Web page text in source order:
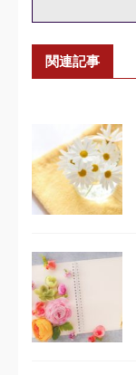
関連記事